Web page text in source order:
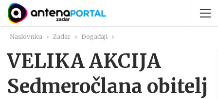
Naslovnica Zadar Događaji
VELIKA AKCIJA
Sedmeročlana obitelj